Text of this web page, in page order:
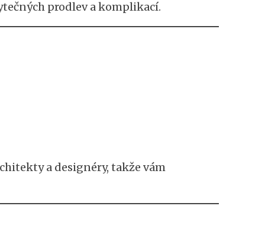
prodlev a komplikací.
a designéry, takže vám